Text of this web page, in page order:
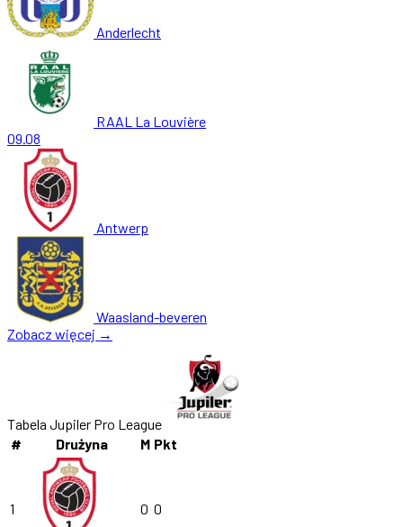
Anderlecht
RAAL La Louvière
09.08
Antwerp
Waasland-beveren
Zobacz więcej →
Tabela Jupiler Pro League
#
Drużyna M Pkt
1 0 0